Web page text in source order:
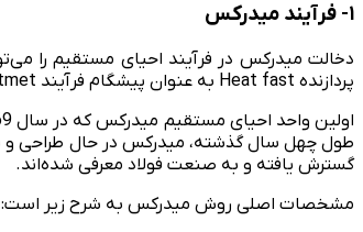
۱- فرآیند میدرکس
پردازنده Heat fast به عنوان پیشگام فرآیند Fastmet در حال توسعه بود. Surface Combustion بعداً به Midrex تغییر نام داد.
اولین واحد احیای مستقیم میدرکس که در سال 1969 در ایالت پورتلند در اورگان نصب شد، دارای دو کوره عمودی با قطر 3.7 متر بود و هر کوره برای تولید ۱۵۰ هزار تن
گسترش یافته و به صنعت فولاد معرفی شده‌اند.
مشخصات اصلی روش میدرکس به شرح زیر است: